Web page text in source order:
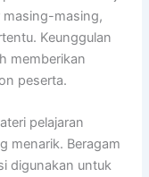
masing-masing,
Keunggulan
memberikan
peserta.
pelajaran
menarik. Beragam
digunakan untuk